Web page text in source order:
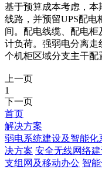
基于预算成本考虑，
线路，并预留UPS配电
间。配电线缆、配电
计负荷。强弱电分离
个机柜区域分支主干配
上一页
1
下一页
首页
解决方案
弱电系统建设及智能化
决方案 安全无线网络
支组网及移动办公 智